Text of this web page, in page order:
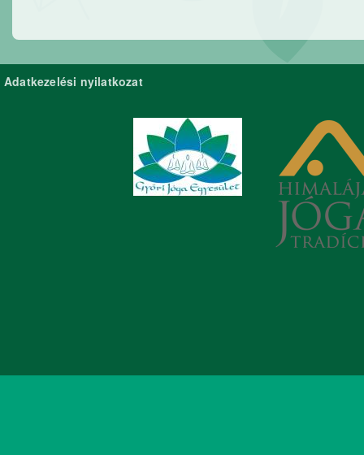
Adatkezelési nyilatkozat